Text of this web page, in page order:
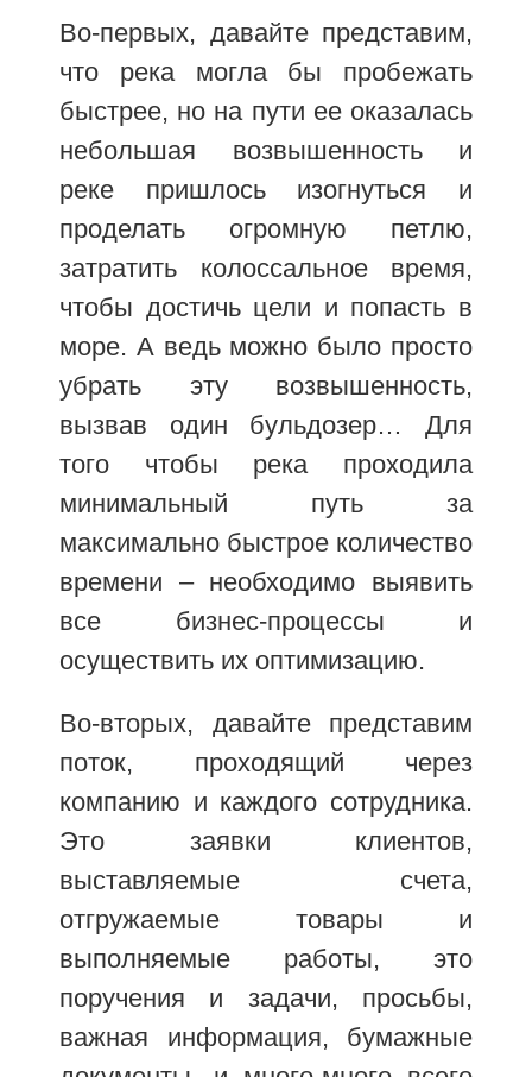
Во-первых, давайте представим,
что река могла бы пробежать
быстрее, но на пути ее оказалась
небольшая возвышенность и
реке пришлось изогнуться и
проделать огромную петлю,
затратить колоссальное время,
чтобы достичь цели и попасть в
море. А ведь можно было просто
убрать эту возвышенность,
вызвав один бульдозер… Для
того чтобы река проходила
минимальный путь за
максимально быстрое количество
времени – необходимо выявить
все бизнес-процессы и
осуществить их оптимизацию.
Во-вторых, давайте представим
поток, проходящий через
компанию и каждого сотрудника.
Это заявки клиентов,
выставляемые счета,
отгружаемые товары и
выполняемые работы, это
поручения и задачи, просьбы,
важная информация, бумажные